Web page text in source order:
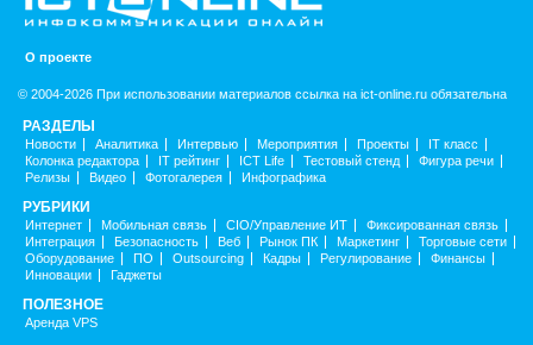
О проекте
© 2004-2026 При использовании материалов ссылка на ict-online.ru обязательна
РАЗДЕЛЫ
Новости Аналитика Интервью Мероприятия Проекты
IT класс
Колонка редактора
IT рейтинг ICT Life Тестовый стенд
Фигура речи
Релизы
Видео Фотогалерея Инфографика
РУБРИКИ
Интернет Мобильная связь CIO/Управление ИТ
Фиксированная связь
Интеграция
Безопасность Веб Рынок ПК Маркетинг
Торговые сети
Оборудование
ПО Outsourcing Кадры Регулирование
Финансы
Инновации
Гаджеты
ПОЛЕЗНОЕ
Аренда VPS